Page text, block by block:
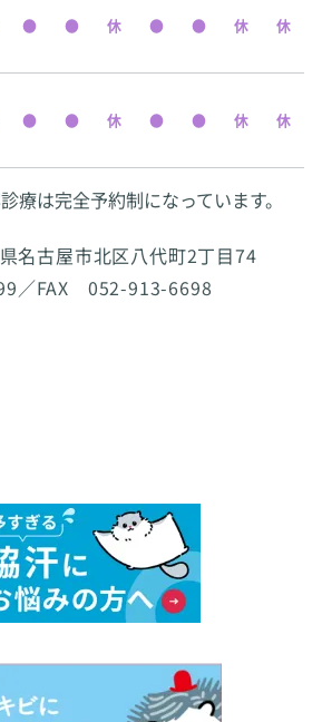
療は完全予約制になっています。
名古屋市北区八代町2丁目74
／FAX 052-913-6698